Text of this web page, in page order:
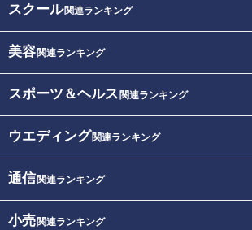
スクール関連ランキング
美容関連ランキング
スポーツ＆ヘルス 関連ランキング
ウエディング関連ランキング
通信関連ランキング
小売関連ランキング